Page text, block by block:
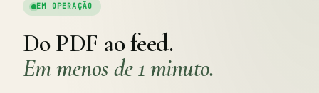
EM OPERAÇÃO
Do PDF ao feed.
Em menos de 1 minuto.